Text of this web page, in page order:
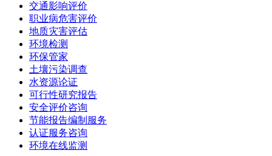
交通影响评价
职业病危害评价
地质灾害评估
环境检测
环保管家
土壤污染调查
水资源论证
可行性研究报告
安全评价咨询
节能报告编制服务
认证服务咨询
环境在线监测